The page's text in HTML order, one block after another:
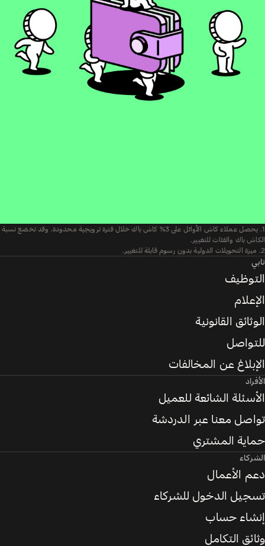
1. يحصل عملاء كاش الأوائل على 3% كاش باك خلال فترة ترويجية محدودة. وقد تخضع نسبة
الكاش باك والفئات للتغيير.
2. ميزة التحويلات الدولية بدون رسوم قابلة للتغيير.
تابي
التوظيف
الإعلام
الوثائق القانونية
للتواصل
الإبلاغ عن المخالفات
الأفراد
الأسئلة الشائعة للعميل
تواصل معنا عبر الدردشة
حماية المشتري
الشركاء
دعم الأعمال
تسجيل الدخول للشركاء
إنشاء حساب
وثائق التكامل